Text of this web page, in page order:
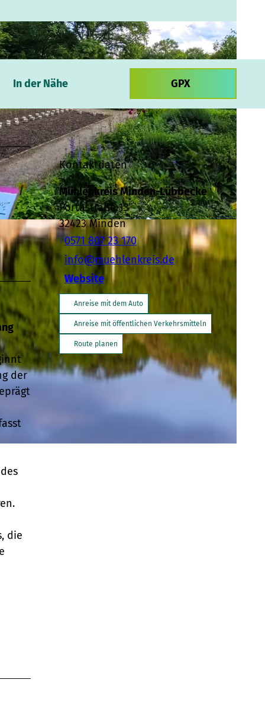
| CC-BY-SA
In der Nähe GPX
der
die
Kontaktdaten
Mühlenkreis Minden-Lübbecke
Portastraße 13
32423Minden
0571 807 23 170
info@muehlenkreis.de
Website
Anreise mit dem Auto
Anreise mit öffentlichen Verkehrsmitteln
Route planen